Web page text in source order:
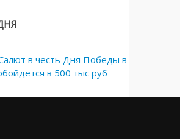
в честь Дня Победы в
в 500 тыс руб